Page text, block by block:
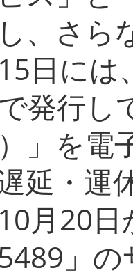
、さら
日に
発行し
」を電
延・運
月20
」